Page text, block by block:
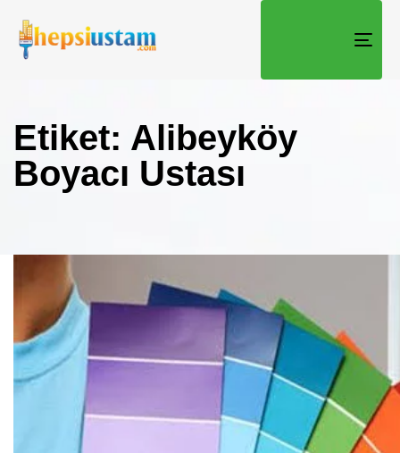
Etiket: Alibeyköy
Boyacı Ustası